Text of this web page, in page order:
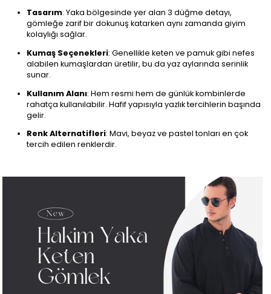
Tasarım: Yaka bölgesinde yer alan 3 düğme detayı,
gömleğe zarif bir dokunuş katarken aynı zamanda giyim
kolaylığı sağlar.
Kumaş Seçenekleri: Genellikle keten ve pamuk gibi nefes
alabilen kumaşlardan üretilir, bu da yaz aylarında serinlik
sunar.
Kullanım Alanı: Hem resmi hem de günlük kombinlerde
rahatça kullanılabilir. Hafif yapısıyla yazlık tercihlerin başında
gelir.
Renk Alternatifleri: Mavi, beyaz ve pastel tonları en çok
tercih edilen renklerdir.